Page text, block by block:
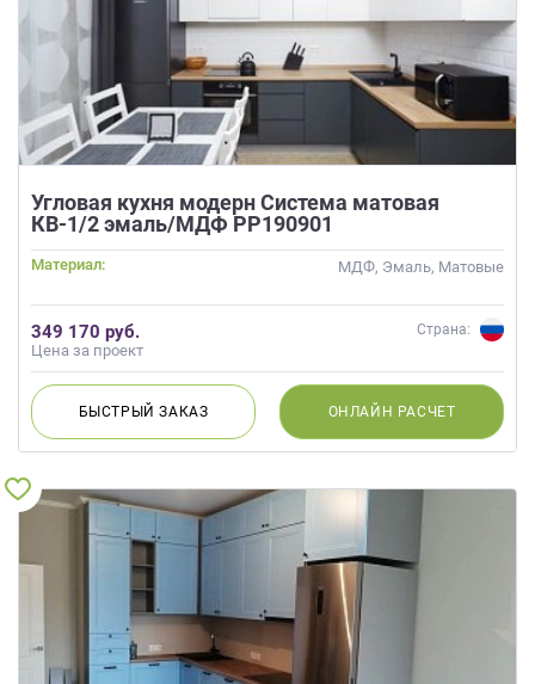
Угловая кухня модерн Система матовая
КВ-1/2 эмаль/МДФ РР190901
Материал: МДФ, Эмаль, Матовые
349 170 руб.
Цена за проект
Страна:
БЫСТРЫЙЗАКАЗ ОНЛАЙН РАСЧЕТ